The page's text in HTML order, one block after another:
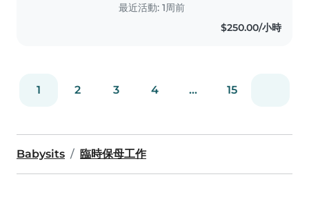
最近活動: 1周前
$250.00/小時
1 2 3 4 ... 15
Babysits 臨時保母工作